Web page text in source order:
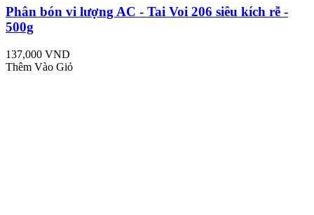
Phân bón vi lượng AC - Tai Voi 206 siêu kích rễ -
500g
137,000 VND
Thêm Vào Giỏ